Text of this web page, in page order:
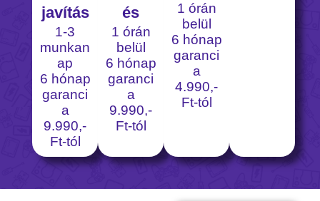
javítás
1-3
munkan
ap
6 hónap
garanci
a
9.990,-
Ft-tól
és
1 órán
belül
6 hónap
garanci
a
9.990,-
Ft-tól
1 órán
belül
6 hónap
garanci
a
4.990,-
Ft-tól